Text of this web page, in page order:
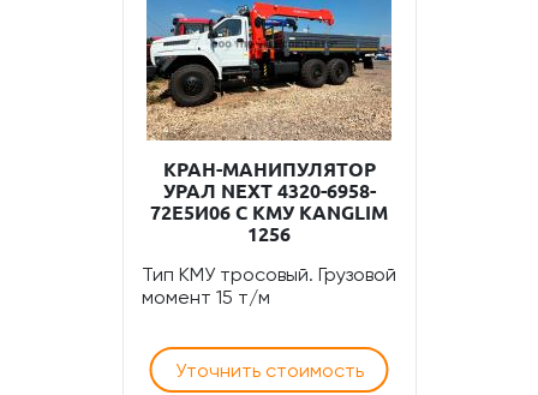
КРАН-МАНИПУЛЯТОР
УРАЛ NEXT 4320-6958-
72Е5И06 С КМУ KANGLIM
1256
Тип КМУ тросовый. Грузовой
момент 15 т/м
Уточнить стоимость